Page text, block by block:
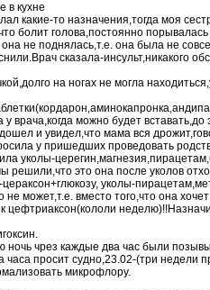
в кухне
какие-то назначения,тогда моя
болит голова,постоянно порывалась
не поднялась,т.е. она была не
сказала-инсульт,никакого
на ногах не могла
можно будет вставать,до
и увидел,что мама вся
у пришедших проведовать
уколы-
решили,что это она после уколов
уколы-
не может,т.е. вместо того,что она
цефтриаксон(кололи
чрез каждые два час были
часа просит судно,23.02-(три недели
микрофлору.